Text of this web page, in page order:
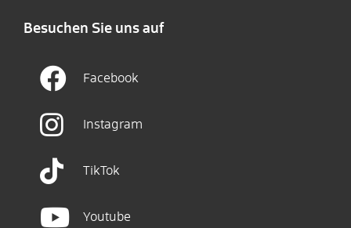
Besuchen Sie uns auf
Facebook
Instagram
TikTok
Youtube